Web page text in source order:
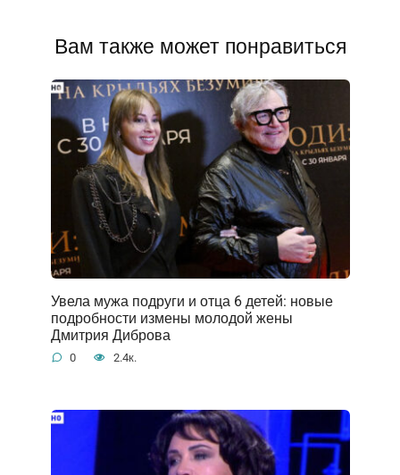
Вам также может понравиться
Увела мужа подруги и отца 6 детей: новые
подробности измены молодой жены
Дмитрия Диброва
0 2.4к.